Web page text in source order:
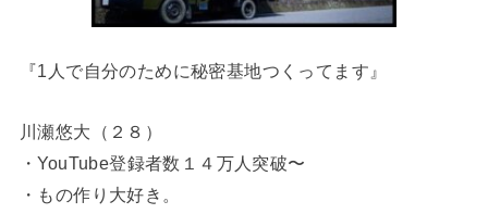
『1人で自分のために秘密基地つくってます』
川瀬悠大（２８）
・YouTube登録者数１４万人突破〜
・もの作り大好き。